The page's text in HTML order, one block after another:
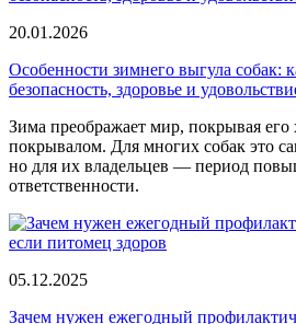
20.01.2026
Особенности зимнего выгула собак:
безопасность, здоровье и
Зима преображает мир, покрывая
покрывалом. Для многих собак это
но для их владельцев — период
ответственности.
05.12.2025
Зачем нужен ежегодный